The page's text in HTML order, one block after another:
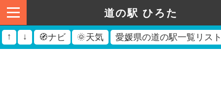
道の駅 ひろた
↑ ↓ 🧭ナビ 🌞天気 愛媛県の道の駅一覧リス